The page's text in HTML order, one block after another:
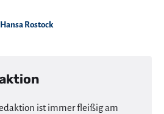
Hansa Rostock
ist immer fleißig am